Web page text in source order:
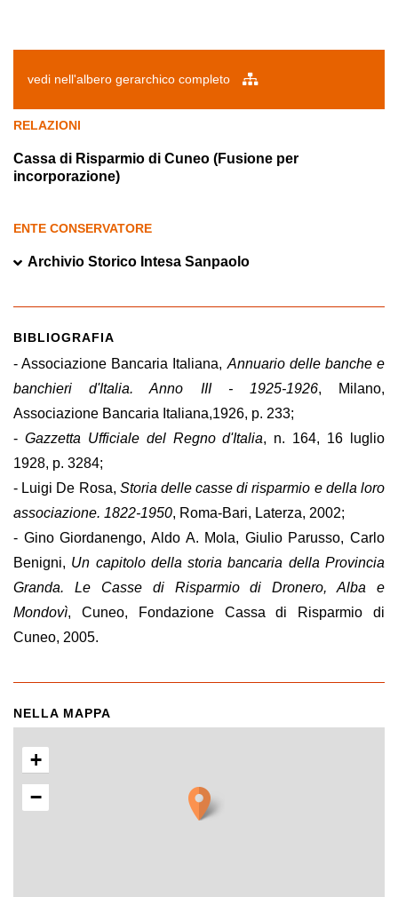
vedi nell'albero gerarchico completo
RELAZIONI
Cassa di Risparmio di Cuneo (Fusione per
incorporazione)
ENTE CONSERVATORE
Archivio Storico Intesa Sanpaolo
BIBLIOGRAFIA
- Associazione Bancaria Italiana, Annuario delle banche e
banchieri d'Italia. Anno III - 1925-1926, Milano,
Associazione Bancaria Italiana,1926, p. 233;
- Gazzetta Ufficiale del Regno d'Italia, n. 164, 16 luglio
1928, p. 3284;
- Luigi De Rosa, Storia delle casse di risparmio e della loro
associazione. 1822-1950, Roma-Bari, Laterza, 2002;
- Gino Giordanengo, Aldo A. Mola, Giulio Parusso, Carlo
Benigni, Un capitolo della storia bancaria della Provincia
Granda. Le Casse di Risparmio di Dronero, Alba e
Mondovì, Cuneo, Fondazione Cassa di Risparmio di
Cuneo, 2005.
NELLA MAPPA
+
−